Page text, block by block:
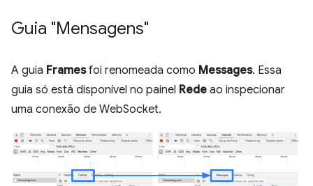
Guia "Mensagens"
A guia Framesfoi renomeada como Messages. Essa
guia só está disponível no painel Rede ao inspecionar
uma conexão de WebSocket.